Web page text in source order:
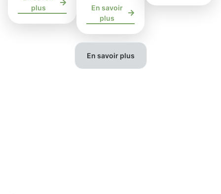
plus
En savoir
plus
En savoir plus